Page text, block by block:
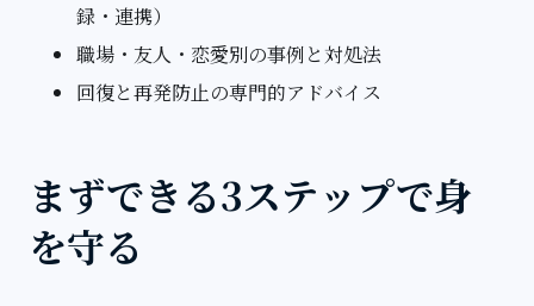
録・連携）
職場・友人・恋愛別の事例と対処法
回復と再発防止の専門的アドバイス
まずできる3ステップで身
を守る